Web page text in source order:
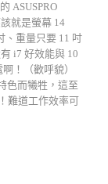
ASUSPRO
就是螢幕 14
、重量只要 11 吋
i7 好效能與 10
！（歡呼貌）
色而犧牲，這至
難道工作效率可